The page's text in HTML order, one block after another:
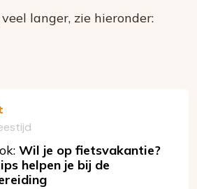
langer, zie hieronder:
Wil je op fietsvakantie?
helpen je bij de